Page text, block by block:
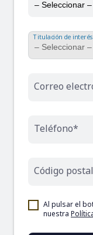
Titulación de
Correo
Teléfono*
Código
Al pulsar el
nuestra